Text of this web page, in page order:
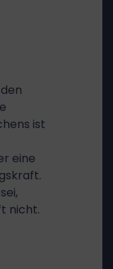
ist
eine
nicht.